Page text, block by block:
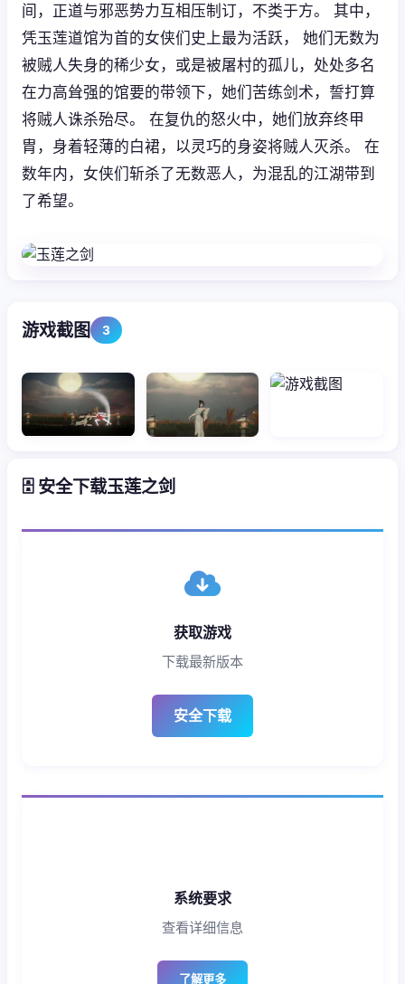
间，正道与邪恶势力互相压制订，不类于方。 其中，
凭玉莲道馆为首的女侠们史上最为活跃， 她们无数为
被贼人失身的稀少女，或是被屠村的孤儿，处处多名
在力高耸强的馆要的带领下，她们苦练剑术，誓打算
将贼人诛杀殆尽。 在复仇的怒火中，她们放弃终甲
胄，身着轻薄的白裙，以灵巧的身姿将贼人灭杀。 在
数年内，女侠们斩杀了无数恶人，为混乱的江湖带到
了希望。
游戏截图 3
🗄️ 安全下载玉莲之剑
获取游戏
下载最新版本
安全下载
系统要求
查看详细信息
了解更多